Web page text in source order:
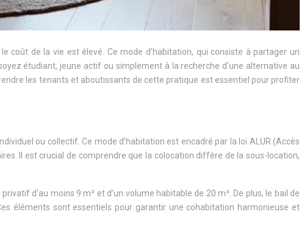
coût de la vie est élevé. Ce mode d’habitation, qui consiste à partager un
étudiant, jeune actif ou simplement à la recherche d’une alternative au
les tenants et aboutissants de cette pratique est essentiel pour profiter
ou collectif. Ce mode d’habitation est encadré par la loi ALUR (Accès
Il est crucial de comprendre que la colocation diffère de la sous-location,
d’au moins 9 m² et d’un volume habitable de 20 m³. De plus, le bail de
éléments sont essentiels pour garantir une cohabitation harmonieuse et